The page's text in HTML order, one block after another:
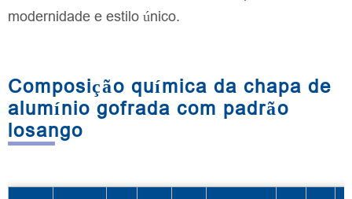
modernidade e estilo único.
Composição química da chapa de
alumínio gofrada com padrão
losango